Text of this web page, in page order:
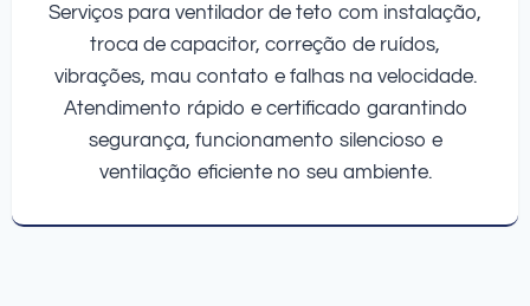
Serviços para ventilador de teto com instalação,
troca de capacitor, correção de ruídos,
vibrações, mau contato e falhas na velocidade.
Atendimento rápido e certificado garantindo
segurança, funcionamento silencioso e
ventilação eficiente no seu ambiente.